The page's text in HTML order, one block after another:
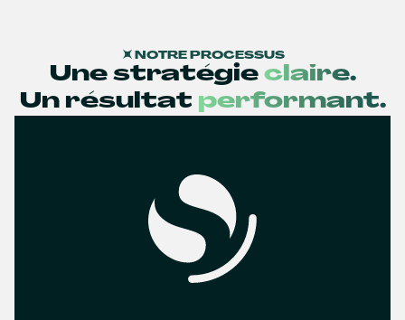
NOTRE PROCESSUS
Une stratégie claire.
Un résultat performant.